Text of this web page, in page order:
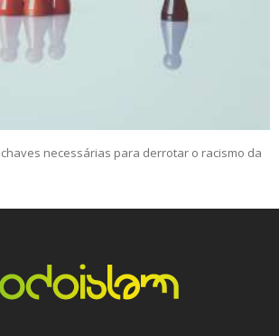
necessárias para derrotar o racismo da